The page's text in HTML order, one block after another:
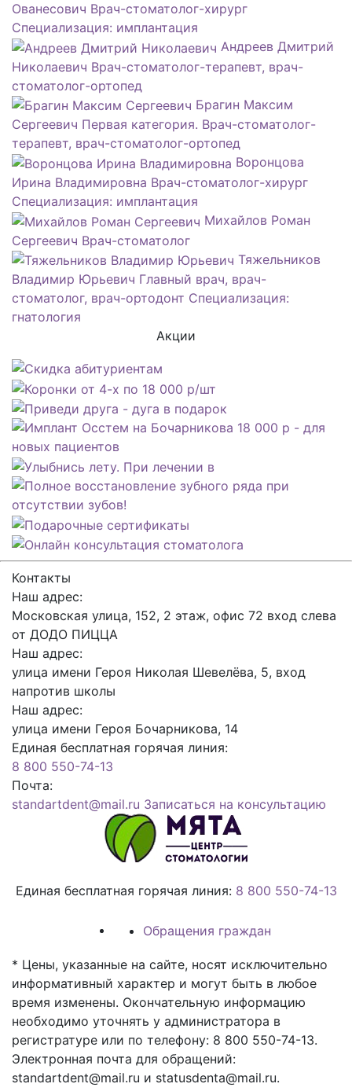
Ованесович Врач-стоматолог-хирург
Специализация: имплантация
Андреев Дмитрий
Николаевич Врач-стоматолог-терапевт, врач-
стоматолог-ортопед
Брагин Максим
Сергеевич Первая категория. Врач-стоматолог-
терапевт, врач-стоматолог-ортопед
Воронцова
Ирина Владимировна Врач-стоматолог-хирург
Специализация: имплантация
Михайлов Роман
Сергеевич Врач-стоматолог
Тяжельников
Владимир Юрьевич Главный врач, врач-
стоматолог, врач-ортодонт Специализация:
гнатология
Акции
Контакты
Наш адрес:
Московская улица, 152, 2 этаж, офис 72 вход слева
от ДОДО ПИЦЦА
Наш адрес:
улица имени Героя Николая Шевелёва, 5, вход
напротив школы
Наш адрес:
улица имени Героя Бочарникова, 14
Единая бесплатная горячая линия:
8 800 550-74-13
Почта:
standartdent@mail.ru Записаться на консультацию
Единая бесплатная горячая линия: 8 800 550-74-13
Обращения граждан
* Цены, указанные на сайте, носят исключительно
информативный характер и могут быть в любое
время изменены. Окончательную информацию
необходимо уточнять у администратора в
регистратуре или по телефону: 8 800 550-74-13.
Электронная почта для обращений:
standartdent@mail.ru и statusdenta@mail.ru.